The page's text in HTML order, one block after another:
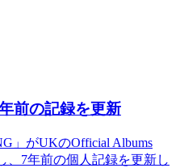
前の記録を更新
」がUKのOfficial Albums
、7年前の個人記録を更新し